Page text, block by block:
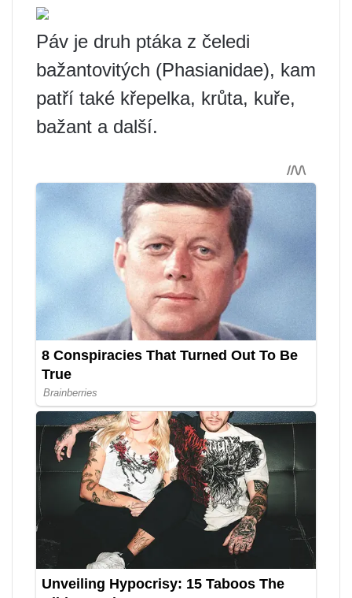
Páv je druh ptáka z čeledi
bažantovitých (Phasianidae), kam
patří také křepelka, krůta, kuře,
bažant a další.